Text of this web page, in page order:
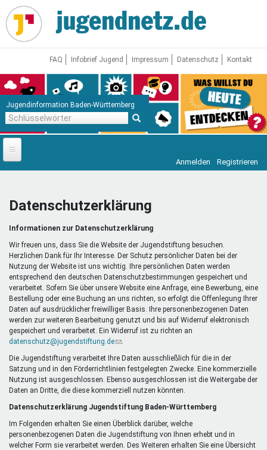
Direkt
zum
Inhalt
FAQ Infobrief Jugend Impressum Datenschutz Kontakt
Jugendinformation Baden-Württemberg
Startseite
Jugendnetz
Freizeit & Reisen
Mentoren & Projekte
Schule & Beruf
Demokratie & Beteiligung
Vor Ort
Anmelden Registrieren
Datenschutzerklärung
Informationen zur Datenschutzerklärung
Wir freuen uns, dass Sie die Website der Jugendstiftung besuchen.
Herzlichen Dank für Ihr Interesse. Der Schutz persönlicher Daten bei der
Nutzung der Website ist uns wichtig. Ihre persönlichen Daten werden
entsprechend den deutschen Datenschutzbestimmungen gespeichert und
verarbeitet. Sofern Sie über unsere Website eine Anfrage, eine Bewerbung, eine
Bestellung oder eine Buchung an uns richten, so erfolgt die Offenlegung Ihrer
Daten auf ausdrücklicher freiwilliger Basis. Ihre personenbezogenen Daten
werden zur weiteren Bearbeitung genutzt und bis auf Widerruf elektronisch
gespeichert und verarbeitet. Ein Widerruf ist zu richten an
datenschutz@jugendstiftung.de(Link
E-
Mail)
Die Jugendstiftung verarbeitet Ihre Daten ausschließlich für die in der
Satzung und in den Förderrichtlinien festgelegten Zwecke. Eine kommerzielle
Nutzung ist ausgeschlossen. Ebenso ausgeschlossen ist die Weitergabe der
Daten an Dritte, die diese kommerziell nutzen könnten.
Datenschutzerklärung Jugendstiftung Baden-Württemberg
Im Folgenden erhalten Sie einen Überblick darüber, welche
personenbezogenen Daten die Jugendstiftung von Ihnen erhebt und in
welcher Form sie verarbeitet werden. Des Weiteren erhalten Sie eine Übersicht